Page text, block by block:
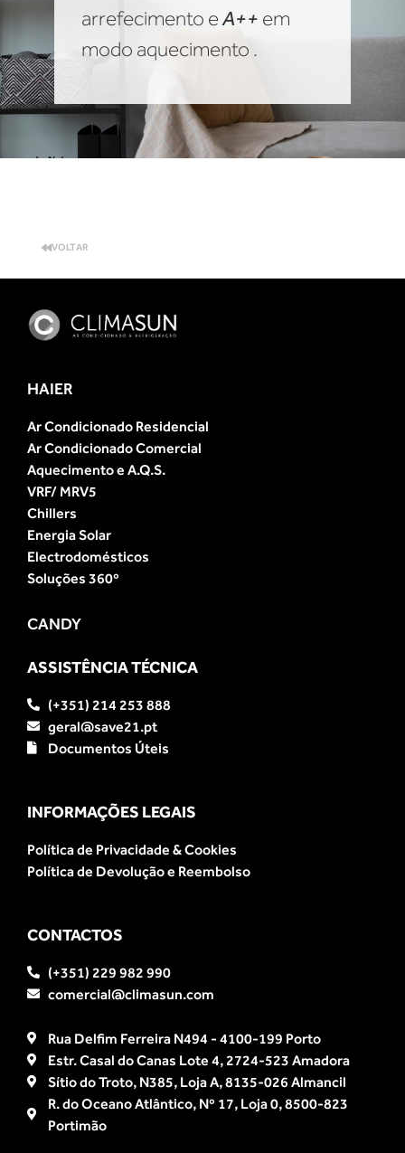
arrefecimento eA++ em
modo aquecimento .
VOLTAR
HAIER
Ar Condicionado Residencial
Ar Condicionado Comercial
Aquecimento e A.Q.S.
VRF/ MRV5
Chillers
Energia Solar
Electrodomésticos
Soluções 360º
CANDY
ASSISTÊNCIA TÉCNICA
(+351) 214 253 888
geral@save21.pt
Documentos Úteis
INFORMAÇÕES LEGAIS
Política de Privacidade & Cookies
Política de Devolução e Reembolso
CONTACTOS
(+351) 229 982 990
comercial@climasun.com
Rua Delfim Ferreira N494 - 4100-199 Porto
Estr. Casal do Canas Lote 4, 2724-523 Amadora
Sítio do Troto, N385, Loja A, 8135-026 Almancil
R. do Oceano Atlântico, Nº 17, Loja 0, 8500-823
Portimão